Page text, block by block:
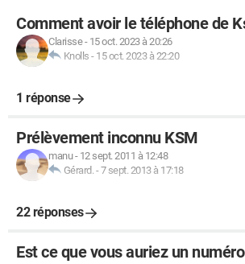
Comment avoir le téléphone de
Clarisse- 15 oct. 2023 à 20:26
Knolls - 15 oct. 2023 à 22:20
1 réponse
Prélèvement inconnu KSM
manu- 12 sept. 2011 à 12:48
Gérard. -7 sept. 2013 à 17:18
22 réponses
Est ce que vous auriez un